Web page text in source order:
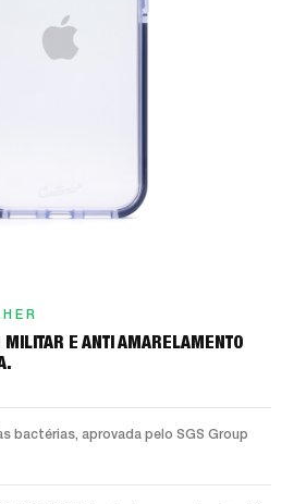
MILITAR E ANTI AMARELAMENTO
bactérias, aprovada pelo SGS Group